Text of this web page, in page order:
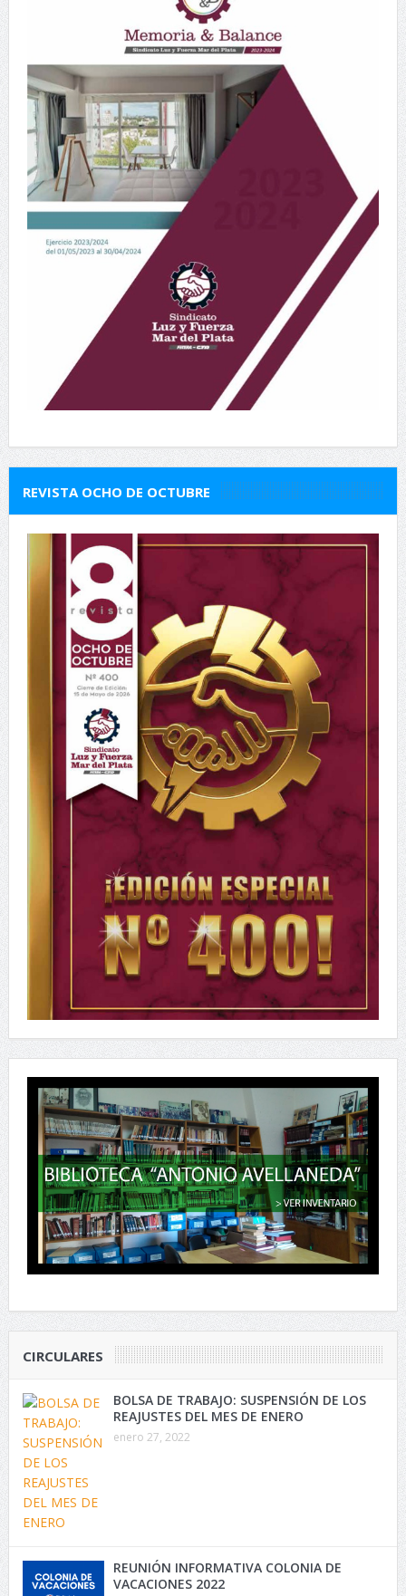
REVISTA OCHO DE OCTUBRE
CIRCULARES
BOLSA DE TRABAJO: SUSPENSIÓN DE LOS
REAJUSTES DEL MES DE ENERO
enero 27, 2022
REUNIÓN INFORMATIVA COLONIA DE
VACACIONES 2022